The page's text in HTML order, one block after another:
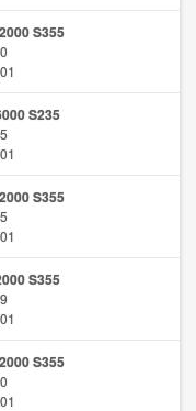
S355
S235
S355
S355
S355